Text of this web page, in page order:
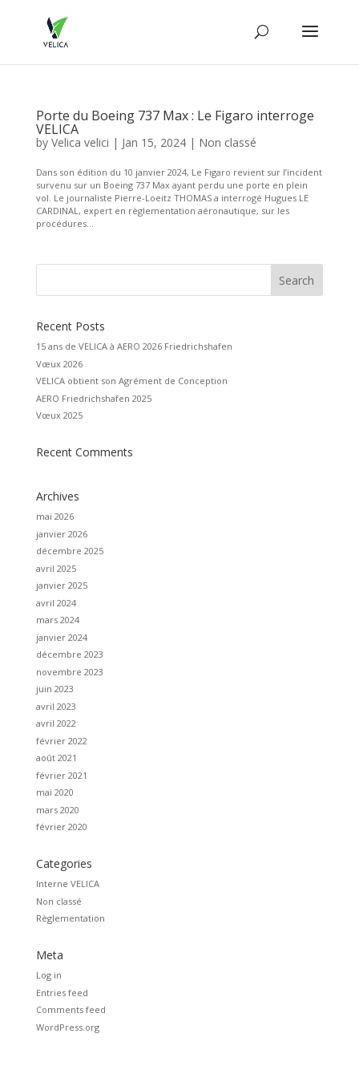
Porte du Boeing 737 Max : Le Figaro interroge
VELICA
by Velica velici | Jan 15, 2024| Non classé
Dans son édition du 10 janvier 2024, Le Figaro revient sur l’incident
survenu sur un Boeing 737 Max ayant perdu une porte en plein
vol. Le journaliste Pierre-Loeitz THOMAS a interrogé Hugues LE
CARDINAL, expert en règlementation aéronautique, sur les
procédures...
Recent Posts
15 ans de VELICA à AERO 2026 Friedrichshafen
Vœux 2026
VELICA obtient son Agrément de Conception
AERO Friedrichshafen 2025
Vœux 2025
Recent Comments
Archives
mai 2026
janvier 2026
décembre 2025
avril 2025
janvier 2025
avril 2024
mars 2024
janvier 2024
décembre 2023
novembre 2023
juin 2023
avril 2023
avril 2022
février 2022
août 2021
février 2021
mai 2020
mars 2020
février 2020
Categories
Interne VELICA
Non classé
Règlementation
Meta
Log in
Entries feed
Comments feed
WordPress.org